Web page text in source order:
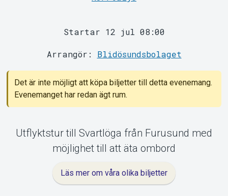
Om Tickster
Startar 12 jul 08:00
Arrangör: Blidösundsbolaget
Det är inte möjligt att köpa biljetter till detta evenemang.
Evenemanget har redan ägt rum.
Utflyktstur till Svartlöga från Furusund med
möjlighet till att äta ombord
Läs mer om våra olika biljetter